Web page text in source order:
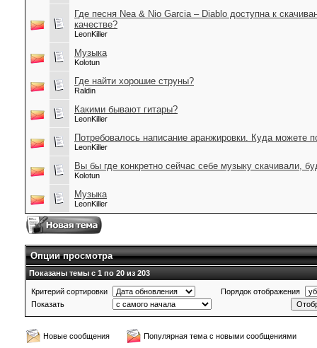
Где песня Nea & Nio Garcia – Diablo доступна к
качестве?
LeonKiller
Музыка
Kolotun
Где найти хорошие струны?
Raldin
Какими бывают гитары?
LeonKiller
Потребовалось написание аранжировки. Куда можете
LeonKiller
Вы бы где конкретно сейчас себе музыку скачивали,
Kolotun
Музыка
LeonKiller
Опции просмотра
Показаны темы с 1 по 20 из 203
Критерий сортировки
Порядок отображения
Показать
Новые сообщения
Популярная тема с новыми сообщениями